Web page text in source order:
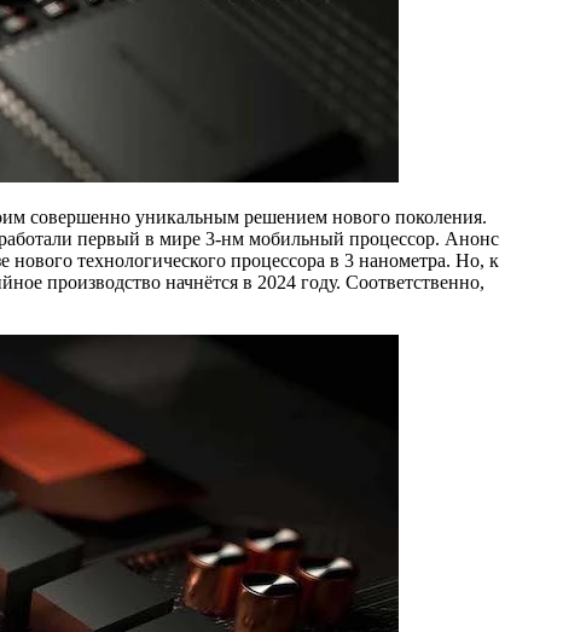
совершенно уникальным решением нового поколения.
первый в мире 3-нм мобильный процессор. Анонс
технологического процессора в 3 нанометра. Но, к
производство начнётся в 2024 году. Соответственно,